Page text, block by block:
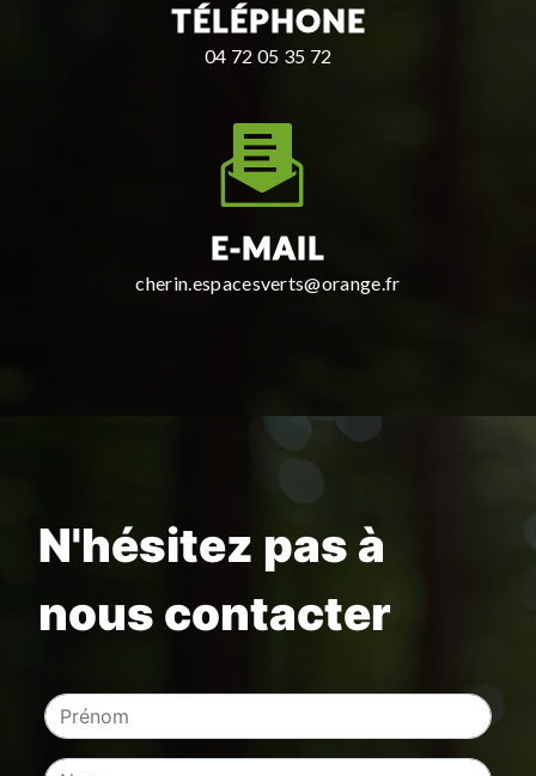
TÉLÉPHONE
04 72 05 35 72
E-MAIL
cherin.espacesverts@orange.fr
N'hésitez pas à
nous contacter